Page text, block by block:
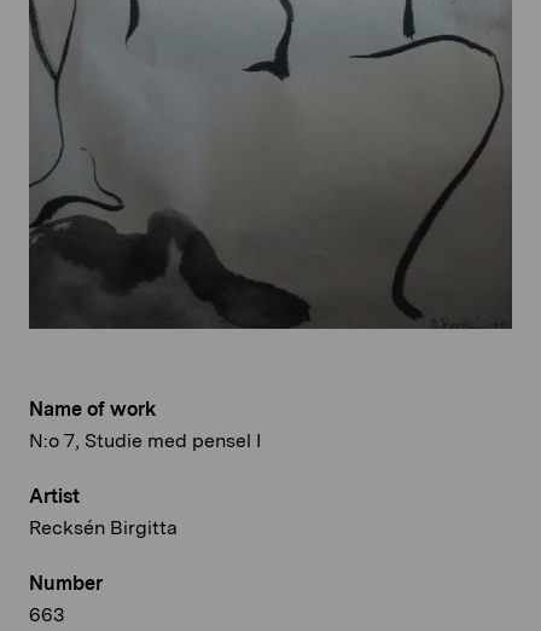
Name of work
N:o 7, Studie med pensel I
Artist
Recksén Birgitta
Number
663